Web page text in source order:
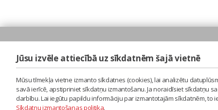
Jūsu izvēle attiecībā uz sīkdatnēm šajā vietnē
Mūsu tīmekļa vietne izmanto sīkdatnes (cookies), lai analizētu
savā ierīcē, apstipriniet sīkdatņu izmantošanu. Ja noraidīsiet sīkdatņu
darbību. Lai iegūtu papildu informāciju par izmantotajām sīkdatnēm,
Sīkdatņu izmantošanas politika.